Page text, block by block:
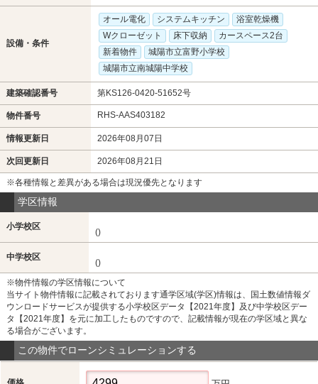
設備・条件
オール電化 システムキッチン
浴室乾燥機
Wクローゼット
床下収納
カースペース2台
新着物件
城陽市立富野小学校
城陽市立南城陽中学校
建築確認番号 第KS126-0420-51652号
物件番号 RHS-AAS403182
情報更新日 2026年08月07日
次回更新日 2026年08月21日
※各種情報と差異がある場合は現況優先となります
学区情報
小学校区
()
中学校区
()
※物件情報の学区情報について
当サイト物件情報に記載されております通学区域(学区)情報は、国土数値情報ダ
ウンロードサービスが提供する小学校区データ【2021年度】及び中学校区デー
タ【2021年度】を元に加工したものですので、記載情報が現在の学区域と異な
る場合がございます。
この物件でローンシミュレーションする